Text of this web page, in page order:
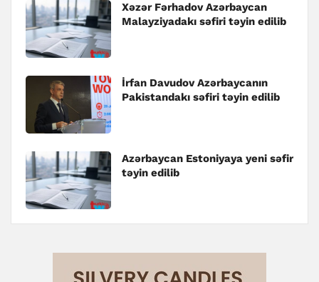
Xəzər Fərhadov Azərbaycan
Malayziyadakı səfiri təyin edilib
İrfan Davudov Azərbaycanın
Pakistandakı səfiri təyin edilib
Azərbaycan Estoniyaya yeni səfir
təyin edilib